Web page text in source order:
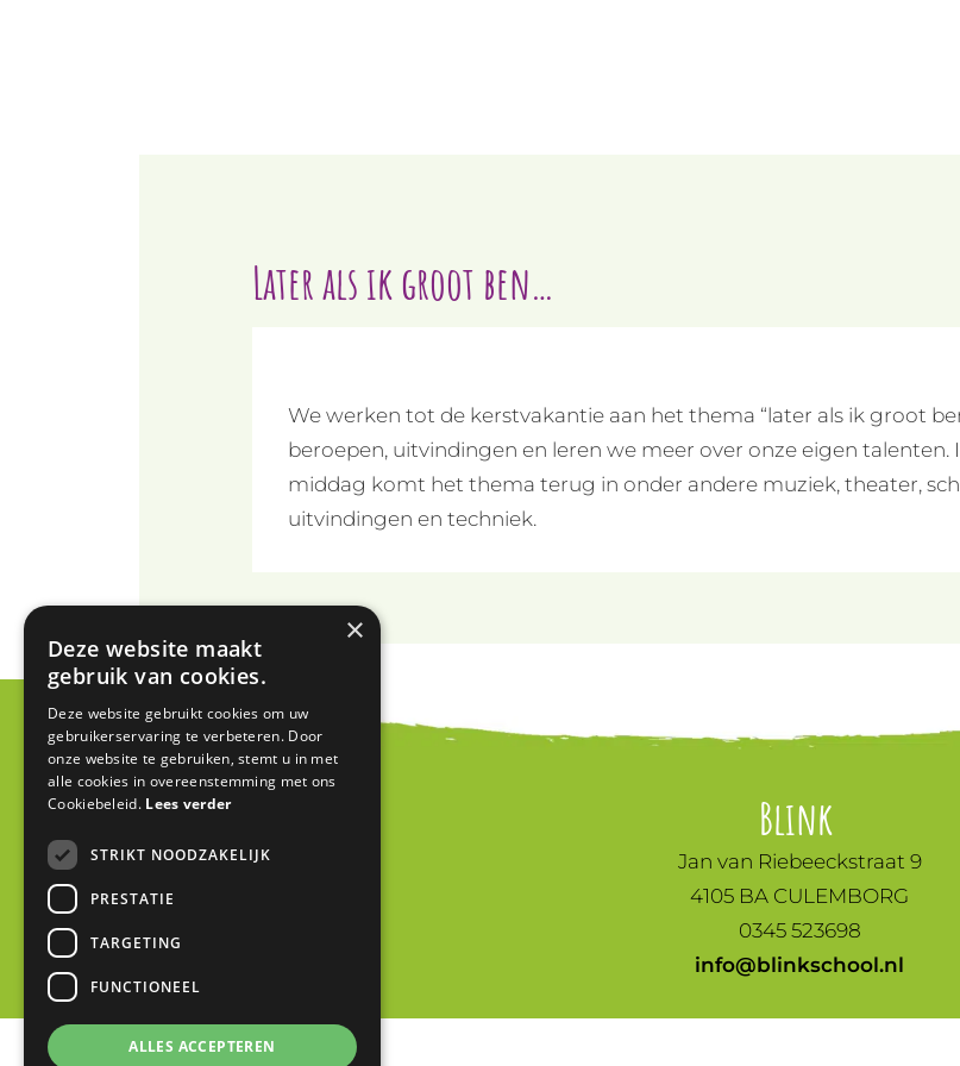
Later als ik groot ben…
We werken tot de kerstvakantie aan het thema “later als ik groot
beroepen, uitvindingen en leren we meer over onze eigen talenten.
middag komt het thema terug in onder andere muziek, theater,
uitvindingen en techniek.
Blink
Jan van Riebeeckstraat 9
4105 BA CULEMBORG
0345 523698
info@blinkschool.nl
×
Deze website maakt
gebruik van cookies.
Deze website gebruikt cookies om uw
gebruikerservaring te verbeteren. Door
onze website te gebruiken, stemt u in met
alle cookies in overeenstemming met ons
Cookiebeleid. Lees verder
STRIKT NOODZAKELIJK
PRESTATIE
TARGETING
FUNCTIONEEL
ALLES ACCEPTEREN